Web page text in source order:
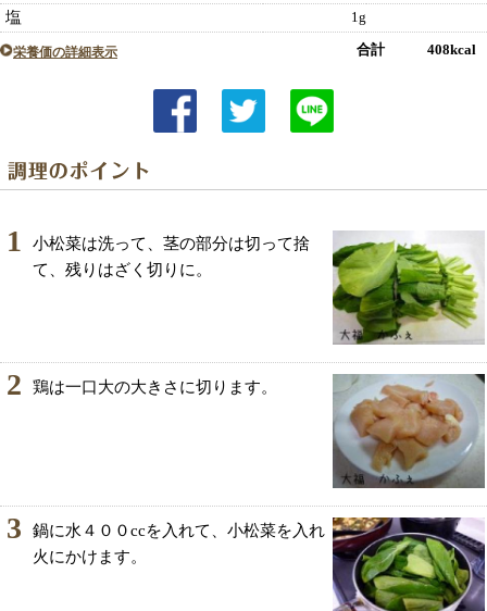
塩 1g
栄養価の詳細表示 合計 408kcal
1
小松菜は洗って、茎の部分は切って捨
て、残りはざく切りに。
2 鶏は一口大の大きさに切ります。
3
鍋に水４００ccを入れて、小松菜を入れ
火にかけます。